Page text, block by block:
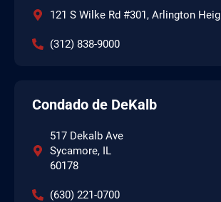
121 S Wilke Rd #301, Arlington
(312) 838-9000
Condado de DeKalb
517 Dekalb Ave
Sycamore, IL
60178
(630) 221-0700